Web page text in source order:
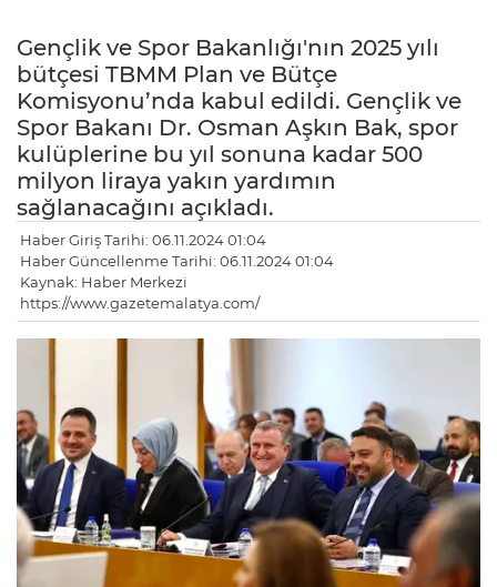
Gençlik ve Spor Bakanlığı'nın 2025 yılı
bütçesi TBMM Plan ve Bütçe
Komisyonu’nda kabul edildi. Gençlik ve
Spor Bakanı Dr. Osman Aşkın Bak, spor
kulüplerine bu yıl sonuna kadar 500
milyon liraya yakın yardımın
sağlanacağını açıkladı.
Haber Giriş Tarihi: 06.11.2024 01:04
Haber Güncellenme Tarihi: 06.11.2024 01:04
Kaynak: Haber Merkezi
https://www.gazetemalatya.com/